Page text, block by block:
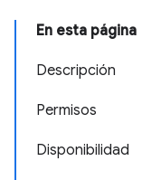
En esta página
Descripción
Permisos
Disponibilidad